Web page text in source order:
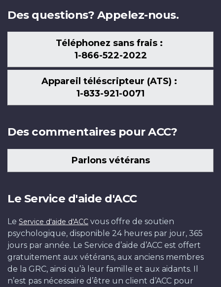
Des questions? Appelez-nous.
Téléphonez sans frais :
1-866-522-2022
Appareil téléscripteur (ATS) :
1-833-921-0071
Des commentaires pour ACC?
Parlons vétérans
Le Service d'aide d'ACC
Le Service d'aide d'ACC vous offre de soutien
psychologique, disponible 24 heures par jour, 365
jours par année. Le Service d’aide d’ACC est offert
gratuitement aux vétérans, aux anciens membres
de la GRC, ainsi qu’à leur famille et aux aidants. Il
n’est pas nécessaire d’être un client d’ACC pour